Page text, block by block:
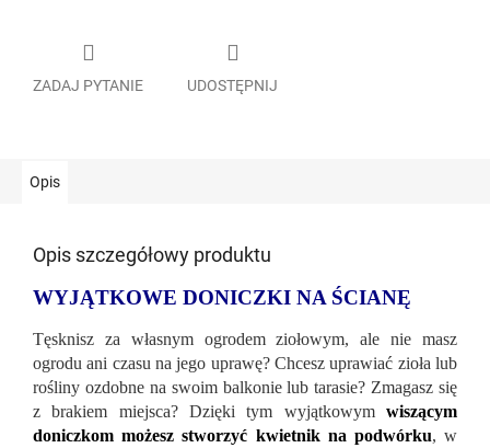
ZADAJ PYTANIE UDOSTĘPNIJ
Opis
Opis szczegółowy produktu
WYJĄTKOWE DONICZKI NA ŚCIANĘ
Tęsknisz za własnym ogrodem ziołowym, ale nie masz
ogrodu ani czasu na jego uprawę? Chcesz uprawiać zioła lub
rośliny ozdobne na swoim balkonie lub tarasie? Zmagasz się
z brakiem miejsca? Dzięki tym wyjątkowym wiszącym
doniczkom możesz stworzyć kwietnik na podwórku, w